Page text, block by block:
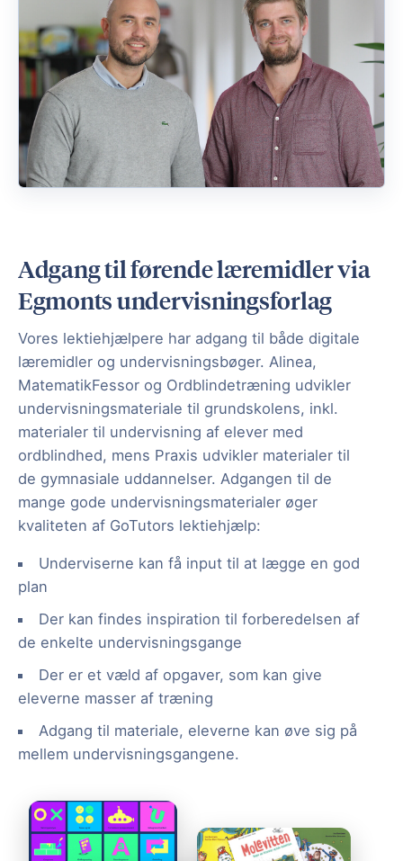
Adgang til førende læremidler via
Egmonts undervisningsforlag
Vores lektiehjælpere har adgang til både digitale
læremidler og undervisningsbøger. Alinea,
MatematikFessor og Ordblindetræning udvikler
undervisningsmateriale til grundskolens, inkl.
materialer til undervisning af elever med
ordblindhed, mens Praxis udvikler materialer til
de gymnasiale uddannelser. Adgangen til de
mange gode undervisningsmaterialer øger
kvaliteten af GoTutors lektiehjælp:
Underviserne kan få input til at lægge en god
plan
Der kan findes inspiration til forberedelsen af
de enkelte undervisningsgange
Der er et væld af opgaver, som kan give
eleverne masser af træning
Adgang til materiale, eleverne kan øve sig på
mellem undervisningsgangene.